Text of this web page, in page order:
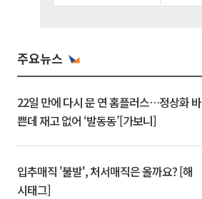
주요뉴스
22일 만에 다시 문 연 홈플러스…정상화 바
쁜데 재고 없어 ‘발동동’[가보니]
입추매직 '불발', 처서매직은 올까요? [해
시태그]